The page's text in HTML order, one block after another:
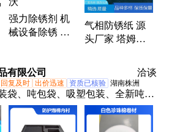
片、防锈干燥剂、不可逆湿度卡、
高效防锈干燥剂、VCI气相防锈热
护盒、钢结构除锈剂、高效除锈
强力除锈剂 机
械设备除锈 工
气相防锈纸 源
头厂家 塔姆沃
广泛 零部件包
装纸
有限公司 洽谈
回复及时 出价迅速 资质已核验 湖南株洲
袋、吨包袋、吸塑包装、全新吨
空袋、方形吨袋、圆形吨袋、桥梁
珠棉、珍珠棉板材、珍珠棉袋子、